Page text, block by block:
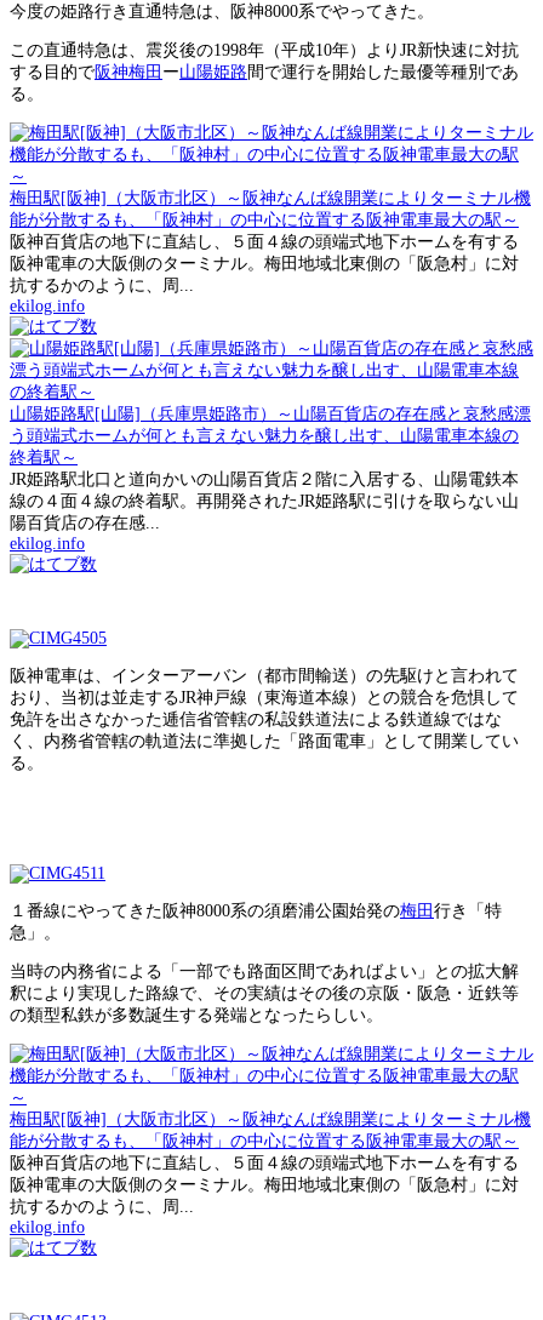
今度の姫路行き直通特急は、阪神8000系でやってきた。
この直通特急は、震災後の1998年（平成10年）よりJR新快速に対抗
する目的で阪神梅田 ー山陽姫路間で運行を開始した最優等種別であ
る。
梅田駅[阪神]（大阪市北区）～阪神なんば線開業によりターミナル機
能が分散するも、「阪神村」の中心に位置する阪神電車最大の駅～
阪神百貨店の地下に直結し、５面４線の頭端式地下ホームを有する
阪神電車の大阪側のターミナル。梅田地域北東側の「阪急村」に対
抗するかのように、周...
ekilog.info
山陽姫路駅[山陽]（兵庫県姫路市）～山陽百貨店の存在感と哀愁感漂
う頭端式ホームが何とも言えない魅力を醸し出す、山陽電車本線の
終着駅～
JR姫路駅北口と道向かいの山陽百貨店２階に入居する、山陽電鉄本
線の４面４線の終着駅。再開発されたJR姫路駅に引けを取らない山
陽百貨店の存在感...
ekilog.info
阪神電車は、インターアーバン（都市間輸送）の先駆けと言われて
おり、当初は並走するJR神戸線（東海道本線）との競合を危惧して
免許を出さなかった逓信省管轄の私設鉄道法による鉄道線ではな
く、内務省管轄の軌道法に準拠した「路面電車」として開業してい
る。
１番線にやってきた阪神8000系の須磨浦公園始発の梅田 行き「特
急」。
当時の内務省による「一部でも路面区間であればよい」との拡大解
釈により実現した路線で、その実績はその後の京阪・阪急・近鉄等
の類型私鉄が多数誕生する発端となったらしい。
梅田駅[阪神]（大阪市北区）～阪神なんば線開業によりターミナル機
能が分散するも、「阪神村」の中心に位置する阪神電車最大の駅～
阪神百貨店の地下に直結し、５面４線の頭端式地下ホームを有する
阪神電車の大阪側のターミナル。梅田地域北東側の「阪急村」に対
抗するかのように、周...
ekilog.info